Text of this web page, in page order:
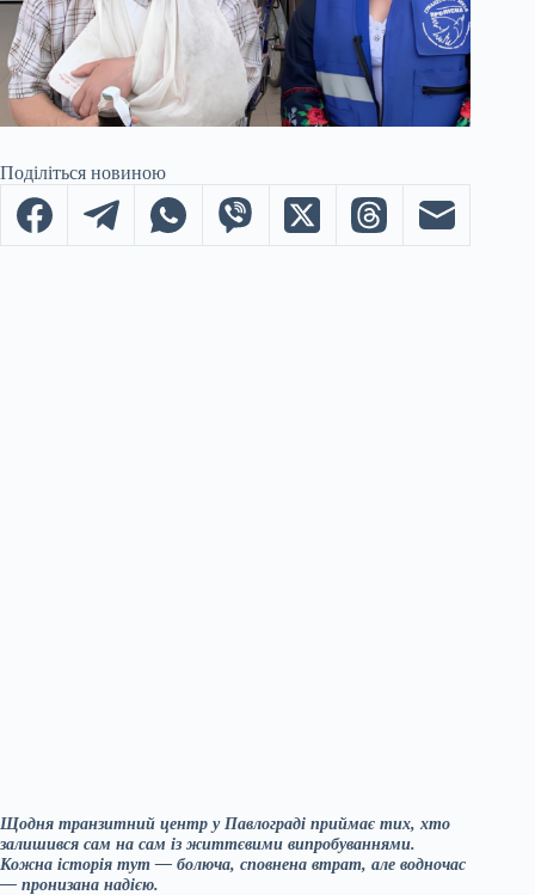
Поділіться новиною
Щодня транзитний центр у Павлограді приймає тих, хто
залишився сам на сам із життєвими випробуваннями.
Кожна історія тут — болюча, сповнена втрат, але водночас
— пронизана надією.